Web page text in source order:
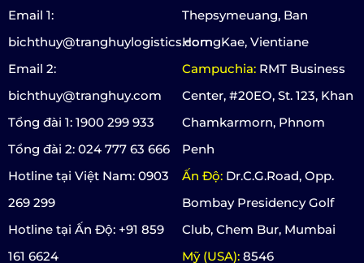
Email 1:
bichthuy@tranghuylogistics.com
Email 2:
bichthuy@tranghuy.com
Tổng đài 1: 1900 299 933
Tổng đài 2: 024 777 63 666
Hotline tại Việt Nam: 0903
269 299
Hotline tại Ấn Độ: +91 859
161 6624
Thepsymeuang, Ban
HorngKae, Vientiane
Campuchia: RMT Business
Center, #20EO, St. 123, Khan
Chamkarmorn, Phnom
Penh
Ấn Độ: Dr.C.G.Road, Opp.
Bombay Presidency Golf
Club, Chem Bur, Mumbai
Mỹ (USA): 8546